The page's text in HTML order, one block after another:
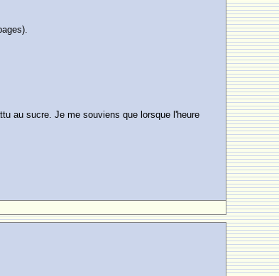
au sucre. Je me souviens que lorsque l'heure